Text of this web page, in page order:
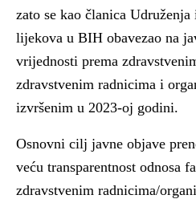
zato se kao članica
lijekova u BIH obavezao na
vrijednosti prema
zdravstvenim radnicima i
izvršenim u 2023-oj godini.
Osnovni cilj javne objave
veću transparentnost odnosa
zdravstvenim radnicima/